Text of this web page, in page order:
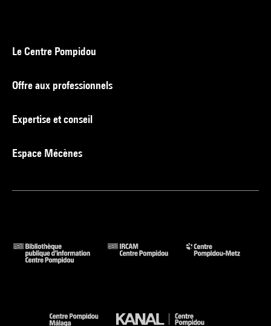
Le Centre Pompidou
Offre aux professionnels
Expertise et conseil
Espace Mécènes